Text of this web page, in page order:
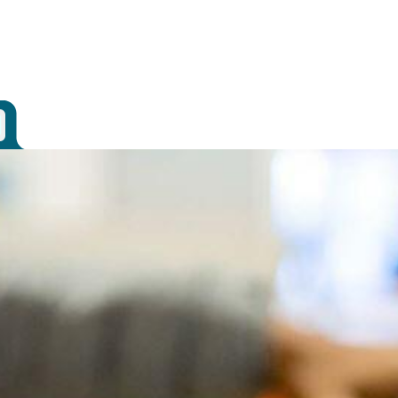
voor Ouders
het submenu voor Partners